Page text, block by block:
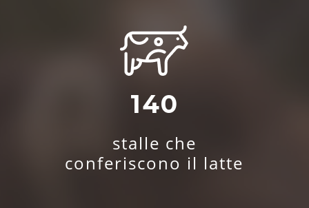
140
stalle che
conferiscono il latte